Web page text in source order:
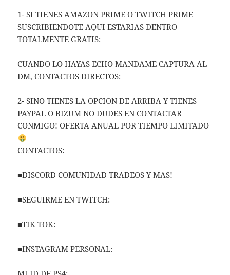
1- SI TIENES AMAZON PRIME O TWITCH PRIME
SUSCRIBIENDOTE AQUI ESTARIAS DENTRO
TOTALMENTE GRATIS:
CUANDO LO HAYAS ECHO MANDAME CAPTURA AL
DM, CONTACTOS DIRECTOS:
2- SINO TIENES LA OPCION DE ARRIBA Y TIENES
PAYPAL O BIZUM NO DUDES EN CONTACTAR
CONMIGO! OFERTA ANUAL POR TIEMPO LIMITADO
CONTACTOS:
■DISCORD COMUNIDAD TRADEOS Y MAS!
■SEGUIRME EN TWITCH:
■TIK TOK:
■INSTAGRAM PERSONAL: